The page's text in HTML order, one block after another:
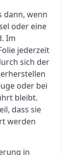
dann, wenn
oder eine
Im
jederzeit
sich der
oder bei
bleibt.
dass sie
werden
in